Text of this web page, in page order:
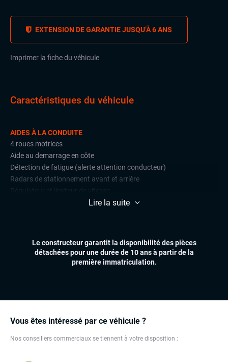
EXTENSION DE GARANTIE JUSQU’À 6 ANS
Imprimer la fiche du véhicule
Vous êtes intéressé par ce véhicule ?
Nos conseillers commerciaux se tiennent à votre disposition :
Caractéristiques du véhicule
AIDES À LA CONDUITE
4 roues motrices
Aide au demarrage en côte
Détection de fatigue (alerte attention conducteur)
Radars de stationnement avant et arrière
Essuie-glaces automatiques
Feux automatiques
ÉLECTRONIQUE
Dynamic Select, Drive Select (sélection du mode de conduite)
GPS
Lire la suite
Le constructeur garantit la disponibilité des pièces
détachées pour une durée de 10 ans à partir de la
première immatriculation.